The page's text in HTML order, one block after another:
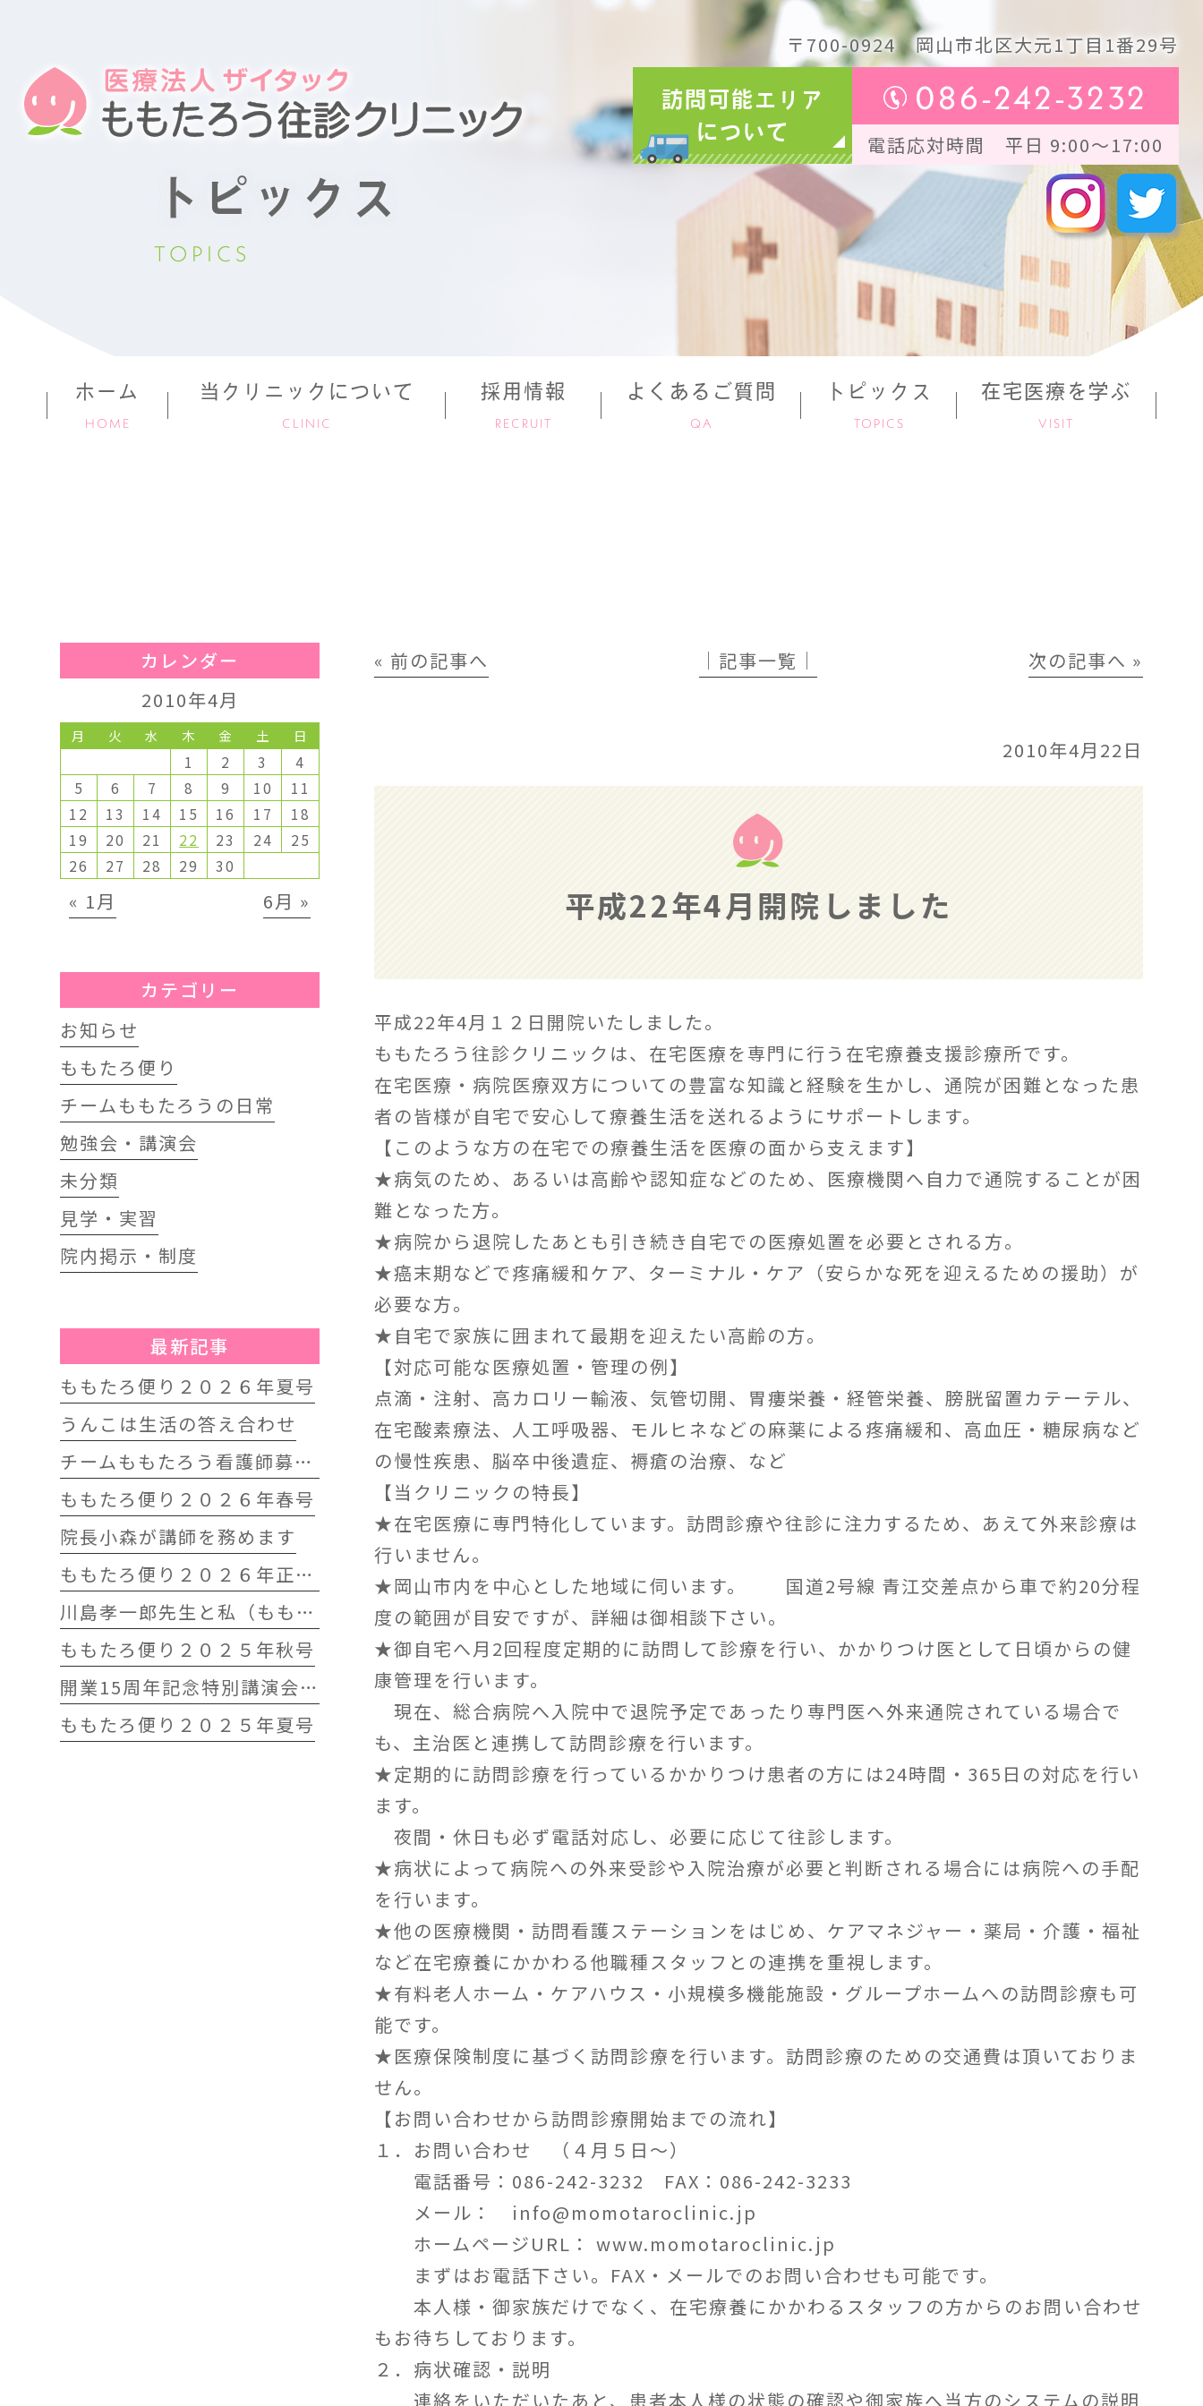
〒700-0924岡山市北区大元1丁目1番29号
086-242-3232
電話応対時間 平日 9:00～17:00
訪問可能エリア
について
トピックス
TOPICS
ホーム
HOME
当クリニックについて
CLINIC
採用情報
RECRUIT
よくあるご質問
QA
トピックス
TOPICS
在宅医療を学ぶ
VISIT
« 前の記事へ │記事一覧│ 次の記事へ »
2010年4月22日
平成22年4月開院しました
平成22年4月１２日開院いたしました。
ももたろう往診クリニックは、在宅医療を専門に行う在宅療養支援診療所です。
在宅医療・病院医療双方についての豊富な知識と経験を生かし、通院が困難となった患
者の皆様が自宅で安心して療養生活を送れるようにサポートします。
【このような方の在宅での療養生活を医療の面から支えます】
★病気のため、あるいは高齢や認知症などのため、医療機関へ自力で通院することが困
難となった方。
★病院から退院したあとも引き続き自宅での医療処置を必要とされる方。
★癌末期などで疼痛緩和ケア、ターミナル・ケア（安らかな死を迎えるための援助）が
必要な方。
★自宅で家族に囲まれて最期を迎えたい高齢の方。
【対応可能な医療処置・管理の例】
点滴・注射、高カロリー輸液、気管切開、胃瘻栄養・経管栄養、膀胱留置カテーテル、
在宅酸素療法、人工呼吸器、モルヒネなどの麻薬による疼痛緩和、高血圧・糖尿病など
の慢性疾患、脳卒中後遺症、褥瘡の治療、など
【当クリニックの特長】
★在宅医療に専門特化しています。訪問診療や往診に注力するため、あえて外来診療は
行いません。
★岡山市内を中心とした地域に伺います。 国道2号線 青江交差点から車で約20分程
度の範囲が目安ですが、詳細は御相談下さい。
★御自宅へ月2回程度定期的に訪問して診療を行い、かかりつけ医として日頃からの健
康管理を行います。
現在、総合病院へ入院中で退院予定であったり専門医へ外来通院されている場合で
も、主治医と連携して訪問診療を行います。
★定期的に訪問診療を行っているかかりつけ患者の方には24時間・365日の対応を行い
ます。
夜間・休日も必ず電話対応し、必要に応じて往診します。
★病状によって病院への外来受診や入院治療が必要と判断される場合には病院への手配
を行います。
★他の医療機関・訪問看護ステーションをはじめ、ケアマネジャー・薬局・介護・福祉
など在宅療養にかかわる他職種スタッフとの連携を重視します。
★有料老人ホーム・ケアハウス・小規模多機能施設・グループホームへの訪問診療も可
能です。
★医療保険制度に基づく訪問診療を行います。訪問診療のための交通費は頂いておりま
せん。
【お問い合わせから訪問診療開始までの流れ】
１．お問い合わせ （４月５日～）
電話番号：086-242-3232 FAX：086-242-3233
メール： info@momotaroclinic.jp
ホームページURL： www.momotaroclinic.jp
まずはお電話下さい。FAX・メールでのお問い合わせも可能です。
本人様・御家族だけでなく、在宅療養にかかわるスタッフの方からのお問い合わせ
もお待ちしております。
２．病状確認・説明
連絡をいただいたあと、患者本人様の状態の確認や御家族へ当方のシステムの説明
カレンダー
2010年4月
月 火 水 木 金 土 日
1 2 3
4
5
6 7 8 9 10
11
12
13 14 15 16 17
18
19
20 21 22 23 24
25
26
27 28 29 30
« 1月 6月 »
カテゴリー
お知らせ
ももたろ便り
チームももたろうの日常
勉強会・講演会
未分類
見学・実習
院内掲示・制度
最新記事
ももたろ便り２０２６年夏号
うんこは生活の答え合わせ
チームももたろう看護師募集中
ももたろ便り２０２６年春号
院長小森が講師を務めます
ももたろ便り２０２６年正月号
川島孝一郎先生と私（ももたろう往診クリニック開院15周年記念特別講演会）
ももたろ便り２０２５年秋号
開業15周年記念特別講演会 開催します
ももたろ便り２０２５年夏号